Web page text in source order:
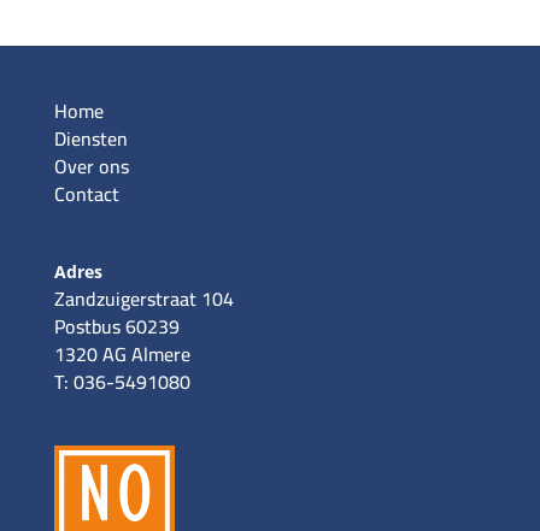
Home
Diensten
Over ons
Contact
Adres
Zandzuigerstraat 104
Postbus 60239
1320 AG Almere
T: 036-5491080